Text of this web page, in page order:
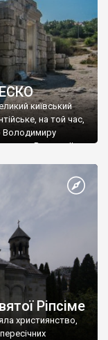
київський
на той час,
Володимиру
Василю ІІ, та
християнином.
Таврійського
Ріпсіме
християнство,